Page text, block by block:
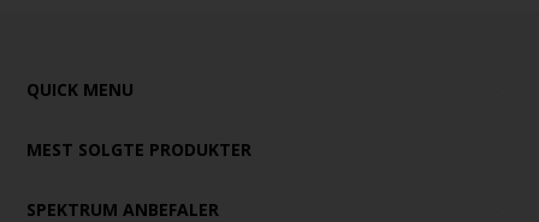
QUICK MENU
MEST SOLGTE PRODUKTER
SPEKTRUM ANBEFALER